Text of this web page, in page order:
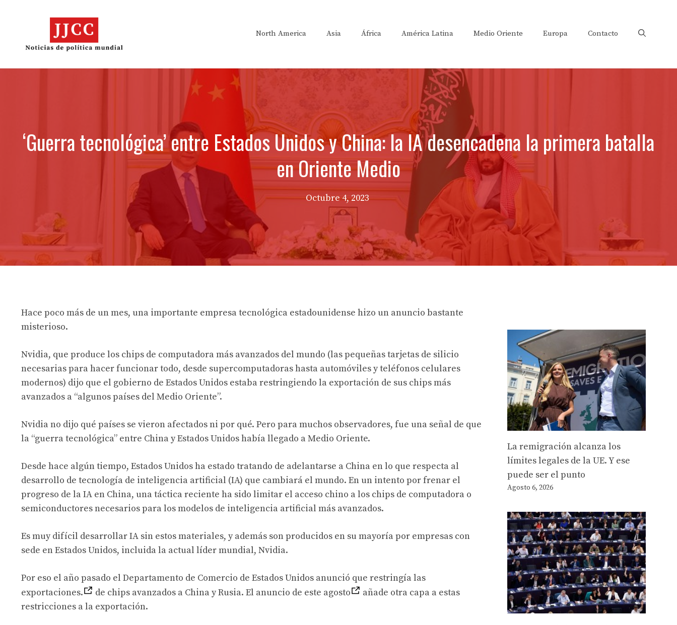
North America Asia África América Latina Medio Oriente Europa Contacto
‘Guerra tecnológica’ entre Estados Unidos y China: la IA desencadena la primera batalla
en Oriente Medio
Octubre 4, 2023
Hace poco más de un mes, una importante empresa tecnológica estadounidense hizo un anuncio bastante
misterioso.
Nvidia, que produce los chips de computadora más avanzados del mundo (las pequeñas tarjetas de silicio
necesarias para hacer funcionar todo, desde supercomputadoras hasta automóviles y teléfonos celulares
modernos) dijo que el gobierno de Estados Unidos estaba restringiendo la exportación de sus chips más
avanzados a “algunos países del Medio Oriente”.
Nvidia no dijo qué países se vieron afectados ni por qué. Pero para muchos observadores, fue una señal de que
la “guerra tecnológica” entre China y Estados Unidos había llegado a Medio Oriente.
Desde hace algún tiempo, Estados Unidos ha estado tratando de adelantarse a China en lo que respecta al
desarrollo de tecnología de inteligencia artificial (IA) que cambiará el mundo. En un intento por frenar el
progreso de la IA en China, una táctica reciente ha sido limitar el acceso chino a los chips de computadora o
semiconductores necesarios para los modelos de inteligencia artificial más avanzados.
Es muy difícil desarrollar IA sin estos materiales, y además son producidos en su mayoría por empresas con
sede en Estados Unidos, incluida la actual líder mundial, Nvidia.
Por eso el año pasado el Departamento de Comercio de Estados Unidos anunció que restringía las
exportaciones.
de chips avanzados a China y Rusia. El anuncio de este agosto
añade otra capa a estas
restricciones a la exportación.
La remigración alcanza los
límites legales de la UE. Y ese
puede ser el punto
Agosto 6, 2026